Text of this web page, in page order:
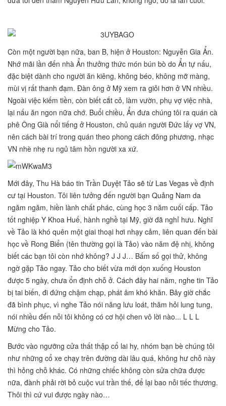
Còn một người bạn nữa, ban B, hiện ở Houston: Nguyễn Gia Ẩn.
Nhớ mãi lần đến nhà Ẩn thưởng thức món bún bò do Ẩn tự nấu,
đặc biệt dành cho người ăn kiêng, không béo, không mỡ màng,
mùi vị rất thanh đạm. Đàn ông ở Mỹ xem ra giỏi hơn ở VN nhiều.
Ngoài việc kiếm tiền, còn biết cắt cỏ, làm vườn, phụ vợ việc nhà,
lại nấu ăn ngon nữa chớ. Buổi chiều, Ẩn đưa chúng tôi ra quán cà
phê Ông Già nổi tiếng ở Houston, chủ quán người Đức lấy vợ VN,
nên cách bài trí trong quán theo phong cách đông phương, nhạc
VN nhè nhẹ ru ngủ tâm hồn người xa xứ.
Mới đây, Thu Hà báo tin Trần Duyệt Tảo sẽ từ Las Vegas về định
cư tại Houston. Tôi liên tưởng đến người bạn Quảng Nam da
ngăm ngăm, hiền lành chất phác, cùng học 3 năm cuối cấp. Tảo
tốt nghiệp Y Khoa Huế, hành nghề tại Mỹ, giờ đã nghỉ hưu. Nghĩ
về Tảo là khó quên một giai thoại hơi nhạy cảm, liên quan đến bài
học về Rong Biển (tên thường gọi là Tảo) vào năm đệ nhị, không
biết các bạn tôi còn nhớ không? J J J… Bấm số gọi thử, không
ngờ gặp Tảo ngay. Tảo cho biết vừa mới dọn xuống Houston
được 5 ngày, chưa ổn định chỗ ở. Cách đây hai năm, nghe tin Tảo
bị tai biến, đi đứng chậm chạp, phát âm khó khăn. Bây giờ chắc
đã bình phục, vì nghe Tảo nói năng lưu loát, thăm hỏi lung tung,
nói nhiều đến nỗi tôi không có cơ hội chen vô lời nào... L L L
Mừng cho Tảo.
Bước vào ngưỡng cửa thất thập cổ lai hy, nhóm bạn bè chúng tôi
như những cổ xe chạy trên đường dài lâu quá, không hư chỗ này
thì hỏng chỗ khác. Có những chiếc không còn sửa chữa được
nữa, đành phải rời bỏ cuộc vui trần thế, để lại bao nỗi tiếc thương.
Thôi thì cứ vui được ngày nào…